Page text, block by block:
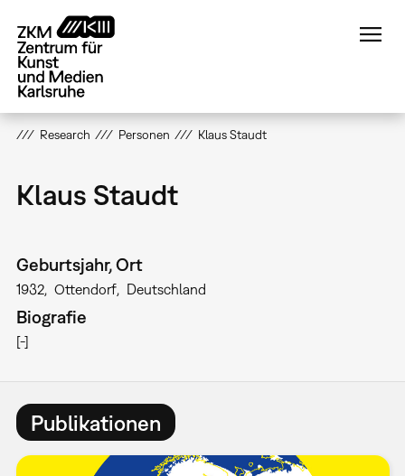
zum
Inhalt
Research Personen Klaus Staudt
Klaus Staudt
Geburtsjahr, Ort
1932 Ottendorf Deutschland
Biografie
[-]
Publikationen